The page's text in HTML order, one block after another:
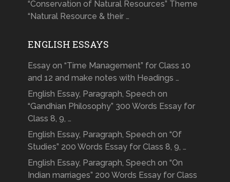
“Conservation of Natural Resources” Theme
“Natural Resource & their …
ENGLISH ESSAYS
Essay on “Time Management” for Class 10
and 12 and make notes with Headings …
English Essay, Paragraph, Speech on
“Gandhian Philosophy” 300 Words Essay for
Class 8, 9, …
English Essay, Paragraph, Speech on “Of
Studies” 200 Words Essay for Class 8, 9, …
English Essay, Paragraph, Speech on “On
Indian marriages” 200 Words Essay for Class